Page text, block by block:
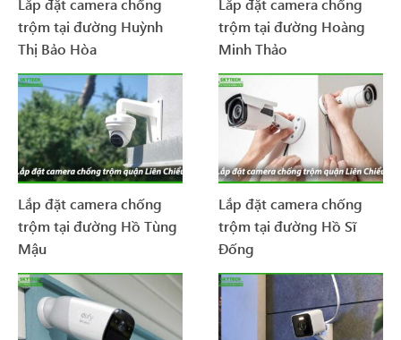
Lắp đặt camera chống
trộm tại đường Huỳnh
Thị Bảo Hòa
Lắp đặt camera chống
trộm tại đường Hoàng
Minh Thảo
Lắp đặt camera chống
trộm tại đường Hồ Tùng
Mậu
Lắp đặt camera chống
trộm tại đường Hồ Sĩ
Đống